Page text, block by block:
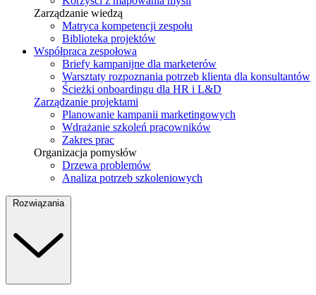
Zarządzanie wiedzą
Matryca kompetencji zespołu
Biblioteka projektów
Współpraca zespołowa
Briefy kampanijne dla marketerów
Warsztaty rozpoznania potrzeb klienta dla konsultantów
Ścieżki onboardingu dla HR i L&D
Zarządzanie projektami
Planowanie kampanii marketingowych
Wdrażanie szkoleń pracowników
Zakres prac
Organizacja pomysłów
Drzewa problemów
Analiza potrzeb szkoleniowych
Rozwiązania